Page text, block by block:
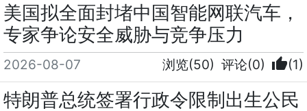
美国拟全面封堵中国智能网联汽车，
专家争论安全威胁与竞争压力
2026-08-07 浏览(50) 评论(0) thumb_up(1)
特朗普总统签署行政令限制出生公民